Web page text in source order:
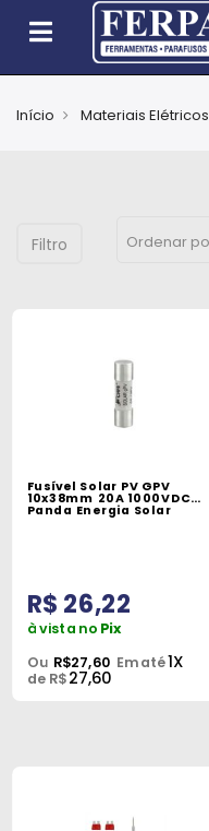
Jardim
Máquinas
Materiais
de
Início Materiais Elétricos
Fusível Solar PV GPV
10x38mm 20A 1000VDC
Panda Energia Solar
R$ 26,22
à vista no Pix
Ou R$27,60 Em até1X
de R$27,60